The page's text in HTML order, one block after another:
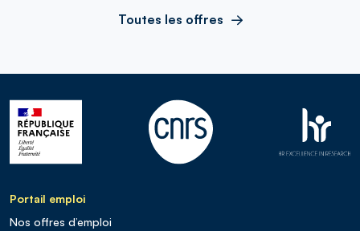
Toutes les offres
Portail emploi
Nos offres d’emploi